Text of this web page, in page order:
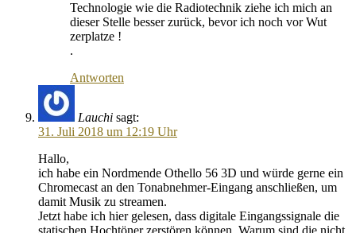
Technologie wie die Radiotechnik ziehe ich mich an
dieser Stelle besser zurück, bevor ich noch vor Wut
zerplatze !
.
Antworten
Lauchi sagt:
31. Juli 2018 um 12:19 Uhr
Hallo,
ich habe ein Nordmende Othello 56 3D und würde gerne ein
Chromecast an den Tonabnehmer-Eingang anschließen, um
damit Musik zu streamen.
Jetzt habe ich hier gelesen, dass digitale Eingangssignale die
statischen Hochtöner zerstören können. Warum sind die nicht